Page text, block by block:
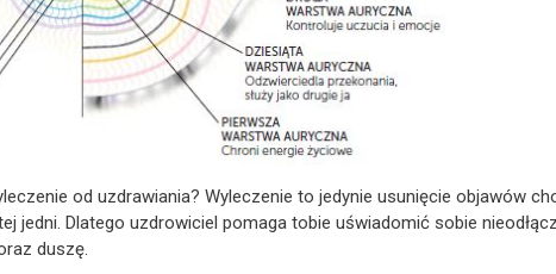
od uzdrawiania? Wyleczenie to jedynie usunięcie objawów
jedni. Dlatego uzdrowiciel pomaga tobie uświadomić sobie
duszę.